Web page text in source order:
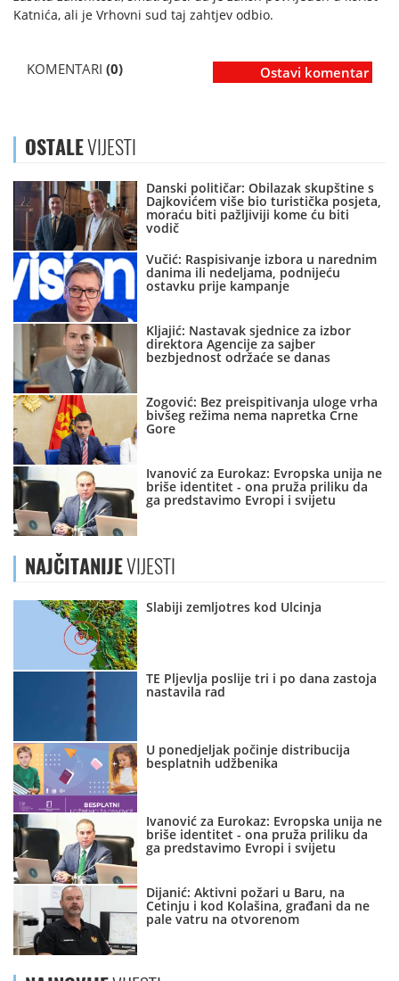
Katnića, ali je Vrhovni sud taj zahtjev odbio.
KOMENTARI (0) Ostavi komentar
OSTALEVIJESTI
Danski političar: Obilazak skupštine s
Dajkovićem više bio turistička posjeta,
moraću biti pažljiviji kome ću biti
vodič
Vučić: Raspisivanje izbora u narednim
danima ili nedeljama, podnijeću
ostavku prije kampanje
Kljajić: Nastavak sjednice za izbor
direktora Agencije za sajber
bezbjednost održaće se danas
Zogović: Bez preispitivanja uloge vrha
bivšeg režima nema napretka Crne
Gore
Ivanović za Eurokaz: Evropska unija ne
briše identitet - ona pruža priliku da
ga predstavimo Evropi i svijetu
NAJČITANIJEVIJESTI
Slabiji zemljotres kod Ulcinja
TE Pljevlja poslije tri i po dana zastoja
nastavila rad
U ponedjeljak počinje distribucija
besplatnih udžbenika
Ivanović za Eurokaz: Evropska unija ne
briše identitet - ona pruža priliku da
ga predstavimo Evropi i svijetu
Dijanić: Aktivni požari u Baru, na
Cetinju i kod Kolašina, građani da ne
pale vatru na otvorenom